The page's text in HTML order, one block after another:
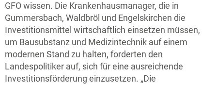
GFO wissen. Die Krankenhausmanager, die in
Gummersbach, Waldbröl und Engelskirchen die
Investitionsmittel wirtschaftlich einsetzen müssen,
um Bausubstanz und Medizintechnik auf einem
modernen Stand zu halten, forderten den
Landespolitiker auf, sich für eine ausreichende
Investitionsförderung einzusetzen. „Die